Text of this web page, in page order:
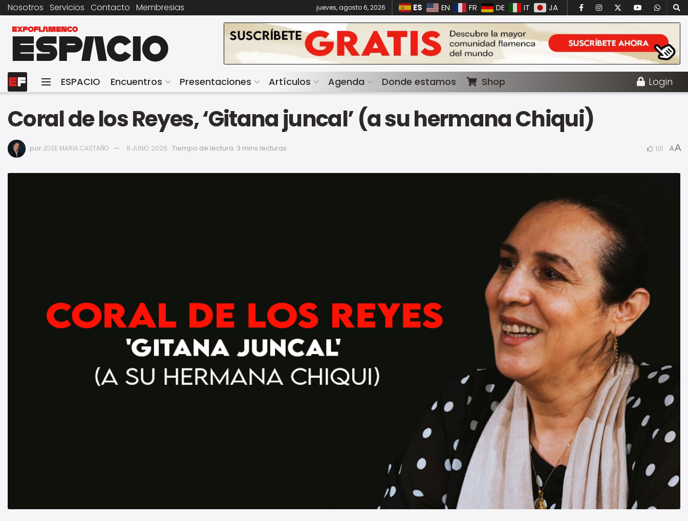
Nosotros Servicios Contacto Membresias jueves, agosto 6, 2026 ES EN FR DE IT JA
ESPACIO Encuentros Presentaciones Artículos Agenda Donde estamos Shop Login
Coral de los Reyes, ‘Gitana juncal’ (a su hermana Chiqui)
porJOSE MARIA CASTAÑO 8 JUNIO 2026 Tiempo de lectura: 3 mins lecturas 101 AA